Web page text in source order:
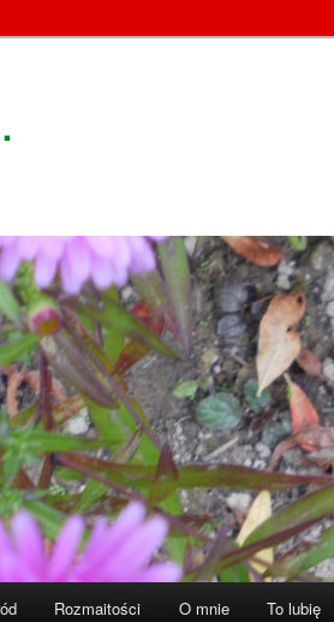
Rozmaitości O mnie To lubię